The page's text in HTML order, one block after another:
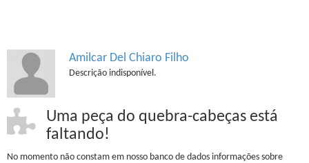
Amilcar Del Chiaro Filho
Descrição indisponível.
Uma peça do quebra-cabeças está
faltando!
No momento não constam em nosso banco de dados informações sobre